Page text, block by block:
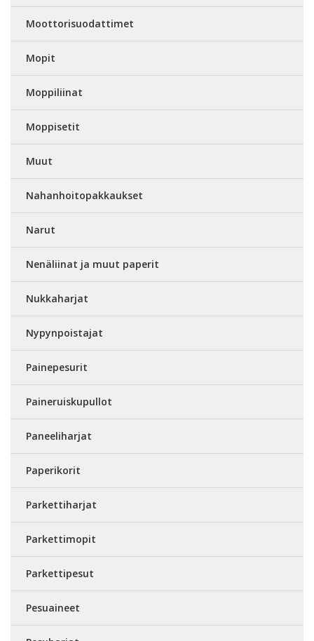
Moottorisuodattimet
Mopit
Moppiliinat
Moppisetit
Muut
Nahanhoitopakkaukset
Narut
Nenäliinat ja muut paperit
Nukkaharjat
Nypynpoistajat
Painepesurit
Paineruiskupullot
Paneeliharjat
Paperikorit
Parkettiharjat
Parkettimopit
Parkettipesut
Pesuaineet